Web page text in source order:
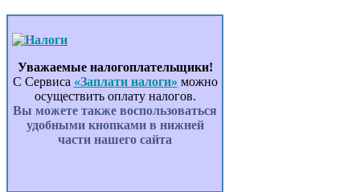
Уважаемые налогоплательщики!
С Сервиса «Заплати налоги» можно
осуществить оплату налогов.
Вы можете также воспользоваться
удобными кнопками в нижней
части нашего сайта